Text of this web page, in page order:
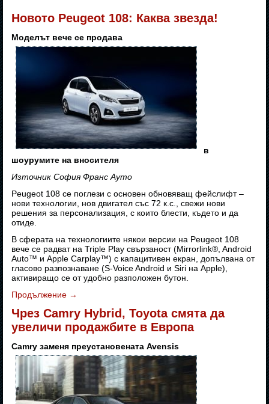
Новото Peugeot 108: Каква звезда!
Моделът вече се продава
в
шоурумите на вносителя
Източник София Франс Ауто
Peugeot 108 се поглези с основен обновяващ фейслифт –
нови технологии, нов двигател със 72 к.с., свежи нови
решения за персонализация, с които блести, където и да
отиде.
В сферата на технологиите някои версии на Peugeot 108
вече се радват на Triple Play свързаност (Mirrorlink®, Android
Auto™ и Apple Carplay™) с капацитивен екран, допълвана от
гласово разпознаване (S-Voice Android и Siri на Apple),
активиращо се от удобно разположен бутон.
Продължение →
Чрез Camry Hybrid, Toyota смята да
увеличи продажбите в Европа
Camry заменя преустановената Avensis